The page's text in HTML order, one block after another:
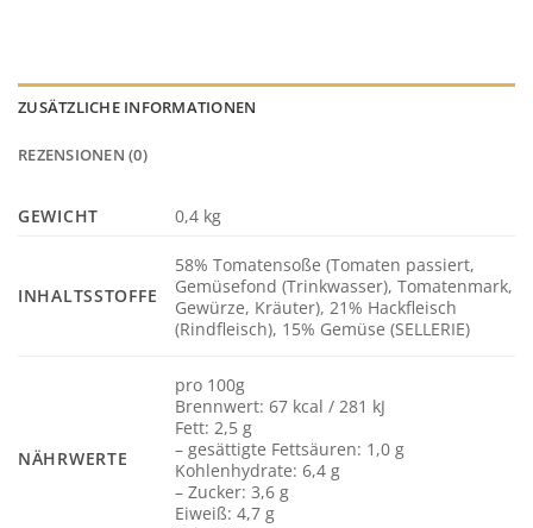
ZUSÄTZLICHE INFORMATIONEN
REZENSIONEN (0)
GEWICHT 0,4 kg
INHALTSSTOFFE
58% Tomatensoße (Tomaten passiert,
Gemüsefond (Trinkwasser), Tomatenmark,
Gewürze, Kräuter), 21% Hackfleisch
(Rindfleisch), 15% Gemüse (SELLERIE)
NÄHRWERTE
pro 100g
Brennwert: 67 kcal / 281 kJ
Fett: 2,5 g
– gesättigte Fettsäuren: 1,0 g
Kohlenhydrate: 6,4 g
– Zucker: 3,6 g
Eiweiß: 4,7 g